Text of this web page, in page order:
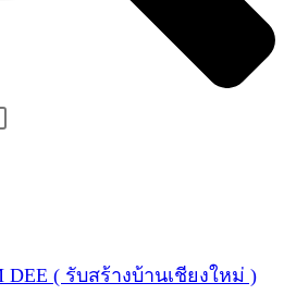
DEE ( รับสร้างบ้านเชียงใหม่ )